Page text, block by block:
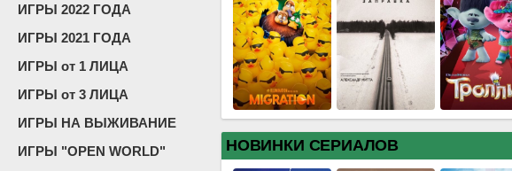
ИГРЫ 2022 ГОДА
ИГРЫ 2021 ГОДА
ИГРЫ от 1 ЛИЦА
ИГРЫ от 3 ЛИЦА
ИГРЫ НА ВЫЖИВАНИЕ
ИГРЫ "OPEN WORLD"
НОВИНКИ СЕРИАЛОВ